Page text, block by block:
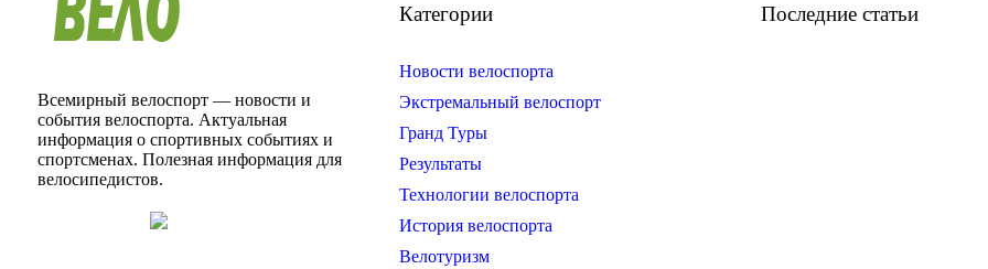
Всемирный велоспорт — новости и
события велоспорта. Актуальная
информация о спортивных событиях и
спортсменах. Полезная информация для
велосипедистов.
Категории
Новости велоспорта
Экстремальный велоспорт
Гранд Туры
Результаты
Технологии велоспорта
История велоспорта
Велотуризм
Последние статьи